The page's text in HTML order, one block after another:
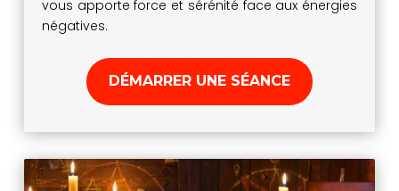
vous apporte force et sérénité face aux énergies
négatives.
DÉMARRER UNE SÉANCE